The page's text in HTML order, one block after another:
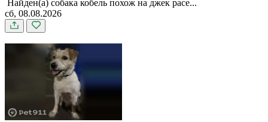
️ Найден(а) собака кобель похож на джек расе...
сб, 08.08.2026